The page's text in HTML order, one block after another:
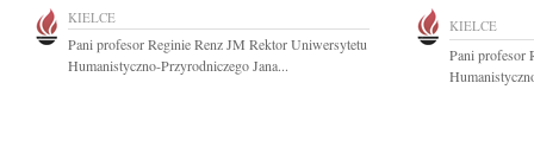
KIELCE
Pani profesor Reginie Renz JM Rektor Uniwersytetu
Humanistyczno-Przyrodniczego Jana...
KIELCE
Pani profesor